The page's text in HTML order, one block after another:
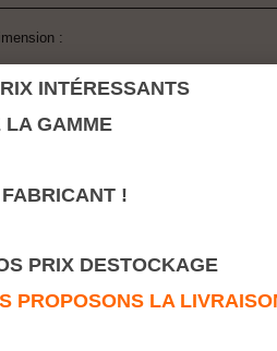
:
Retour à la rubrique
INTÉRESSANTS
LA GAMME
!
PRIX DESTOCKAGE
PROPOSONS LA